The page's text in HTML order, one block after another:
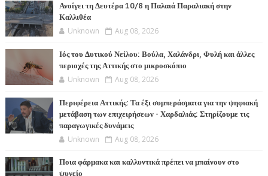
Ανοίγει τη Δευτέρα 10/8 η Παλαιά Παραλιακή στην
Καλλιθέα
Unknown Aug 08, 2026
Ιός του Δυτικού Νείλου: Βούλα, Χαλάνδρι, Φυλή και άλλες
περιοχές της Αττικής στο μικροσκόπιο
Unknown Aug 08, 2026
Περιφέρεια Αττικής: Τα έξι συμπεράσματα για την ψηφιακή
μετάβαση των επιχειρήσεων - Χαρδαλιάς: Στηρίζουμε τις
παραγωγικές δυνάμεις
Unknown Aug 08, 2026
Ποια φάρμακα και καλλυντικά πρέπει να μπαίνουν στο
ψυγείο